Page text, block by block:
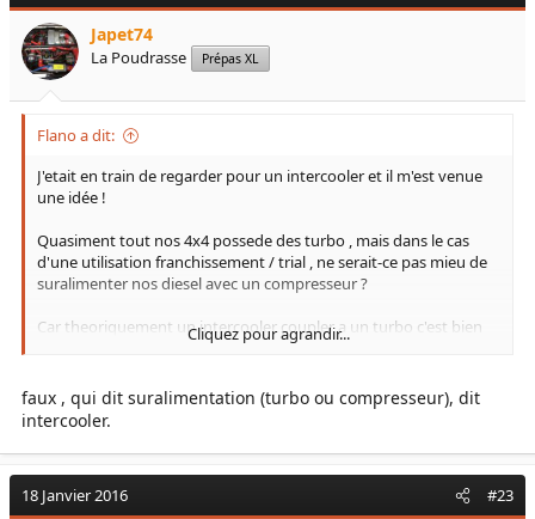
Japet74
La Poudrasse Prépas XL
Flano a dit:
J'etait en train de regarder pour un intercooler et il m'est venue
une idée !
Quasiment tout nos 4x4 possede des turbo , mais dans le cas
d'une utilisation franchissement / trial , ne serait-ce pas mieu de
suralimenter nos diesel avec un compresseur ?
Car theoriquement un intercooler coupler a un turbo c'est bien
mais sur un coup de gaz , le fénomene de "lag" du turbo (le
tout le volume de tubulure post turbo , qui s'agrave a la posse
d'un IC , forcement ! ) c'est pas ce qu'il y a de mieu ...
Pourquoi ne pas remplacer le turbo par un compresseur qui a la
particularité d'applatir la courbe de couple , et qui fournie une
pression tres interessante dès le bas regime !
Cliquez pour agrandir...
faux , qui dit suralimentation (turbo ou compresseur), dit
intercooler.
18 Janvier 2016 #23